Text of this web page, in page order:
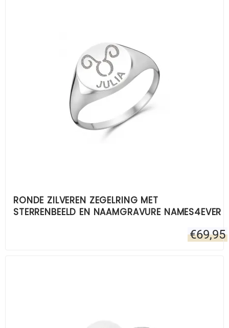
RONDE ZILVEREN ZEGELRING MET
STERRENBEELD EN NAAMGRAVURE NAMES4EVER
€69,95